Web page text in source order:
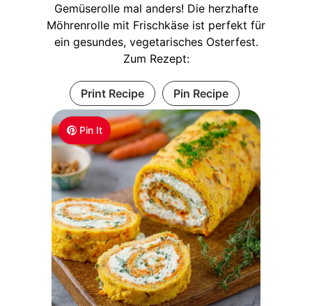
Pin It
Gemüserolle mal anders! Die herzhafte
Möhrenrolle mit Frischkäse ist perfekt für
ein gesundes, vegetarisches Osterfest.
Zum Rezept:
Print Recipe Pin Recipe